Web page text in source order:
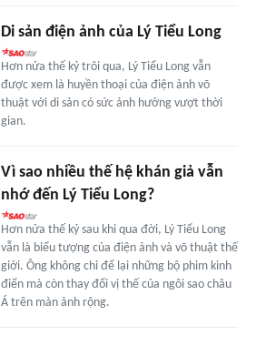
Di sản điện ảnh của Lý Tiểu Long
Hơn nửa thế kỷ trôi qua, Lý Tiểu Long vẫn
được xem là huyền thoại của điện ảnh võ
thuật với di sản có sức ảnh hưởng vượt thời
gian.
Vì sao nhiều thế hệ khán giả vẫn
nhớ đến Lý Tiểu Long?
Hơn nửa thế kỷ sau khi qua đời, Lý Tiểu Long
vẫn là biểu tượng của điện ảnh và võ thuật thế
giới. Ông không chỉ để lại những bộ phim kinh
điển mà còn thay đổi vị thế của ngôi sao châu
Á trên màn ảnh rộng.